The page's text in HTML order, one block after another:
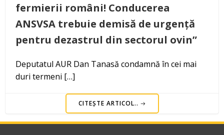
fermierii români! Conducerea
ANSVSA trebuie demisă de urgență
pentru dezastrul din sectorul ovin”
Deputatul AUR Dan Tanasă condamnă în cei mai
duri termeni […]
CITEȘTE ARTICOL..